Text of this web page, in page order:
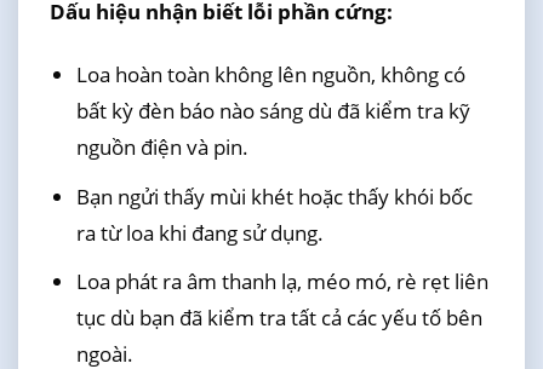
Dấu hiệu nhận biết lỗi phần cứng:
Loa hoàn toàn không lên nguồn, không có
bất kỳ đèn báo nào sáng dù đã kiểm tra kỹ
nguồn điện và pin.
Bạn ngửi thấy mùi khét hoặc thấy khói bốc
ra từ loa khi đang sử dụng.
Loa phát ra âm thanh lạ, méo mó, rè rẹt liên
tục dù bạn đã kiểm tra tất cả các yếu tố bên
ngoài.